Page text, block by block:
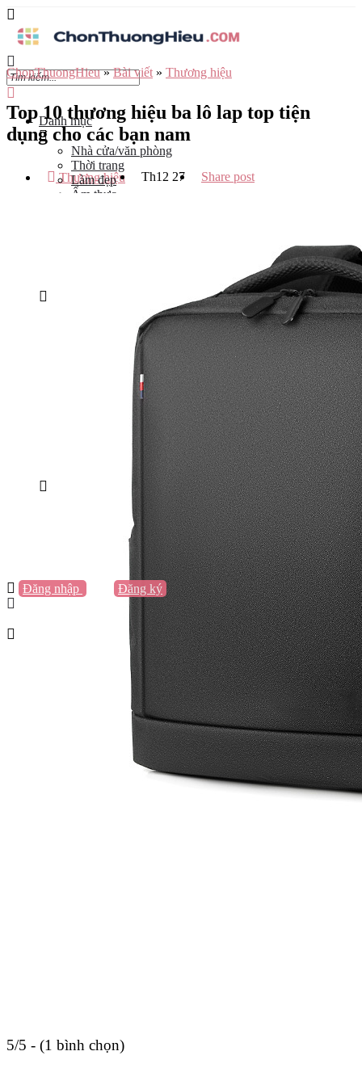
Danh mục
Nhà cửa/văn phòng
Thời trang
Làm đẹp
Ẩm thực
Tp Hồ Chí Minh
Thừa Thiên Huế
Sách / Truyện
Thương hiệu
Đăng nhập
Đăng ký
ChonThuongHieu»Bài viết » Thương hiệu
Top 10 thương hiệu ba lô lap top tiện
dụng cho các bạn nam
Thương hiệu Th12 27 Share post
5/5 - (1 bình chọn)